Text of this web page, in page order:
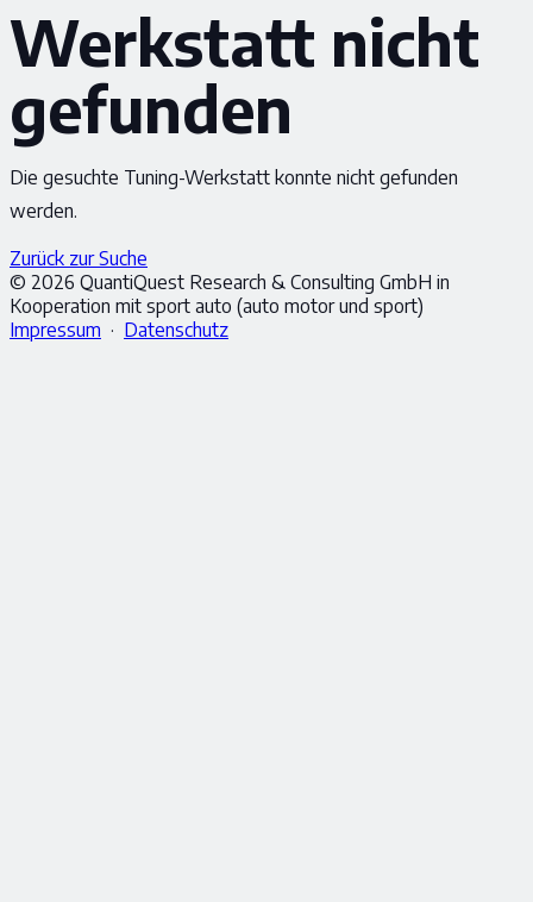
Werkstatt nicht
gefunden
Die gesuchte Tuning-Werkstatt konnte nicht gefunden
werden.
Zurück zur Suche
© 2026 QuantiQuest Research & Consulting GmbH in
Kooperation mit sport auto (auto motor und sport)
Impressum · Datenschutz